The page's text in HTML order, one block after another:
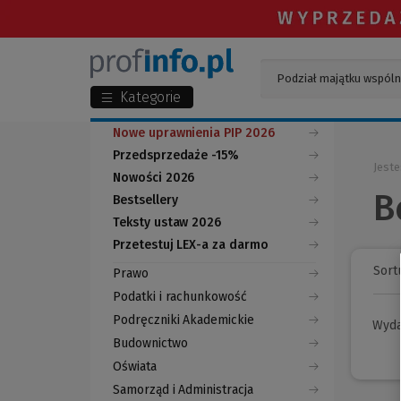
Kategorie
Nowe uprawnienia PIP 2026
Przedsprzedaże -15%
Nowości 2026
Bestsellery
Teksty ustaw 2026
Przetestuj LEX-a za darmo
(Nowe
okno)
(Link
do
innej
strony)
Prawo
Podatki i rachunkowość
Podręczniki Akademickie
Budownictwo
Oświata
Samorząd i Administracja